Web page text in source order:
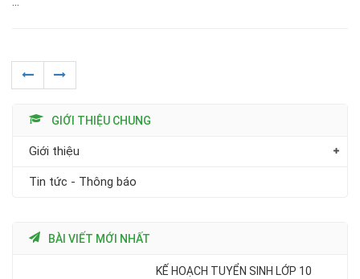
GIỚI THIỆU CHUNG
Giới thiệu
Tin tức - Thông báo
BÀI VIẾT MỚI NHẤT
KẾ HOẠCH TUYỂN SINH LỚP 10